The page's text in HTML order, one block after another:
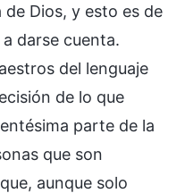
Dios, y esto es de
darse cuenta.
del lenguaje
de lo que
parte de la
que son
aunque solo